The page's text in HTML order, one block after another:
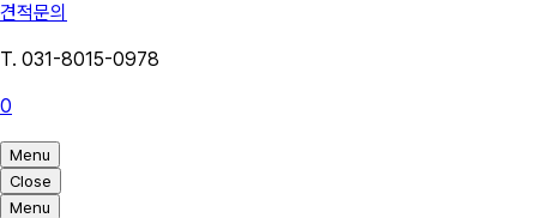
견적문의
T. 031-8015-0978
0
Menu
Close
Menu